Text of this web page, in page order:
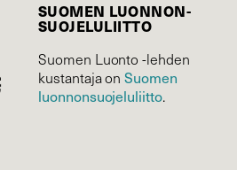
SUOMEN LUONNON­
SUOJELU­LIITTO
Suomen Luonto -lehden
kustantaja onSuomen
luonnonsuojelu­liitto.